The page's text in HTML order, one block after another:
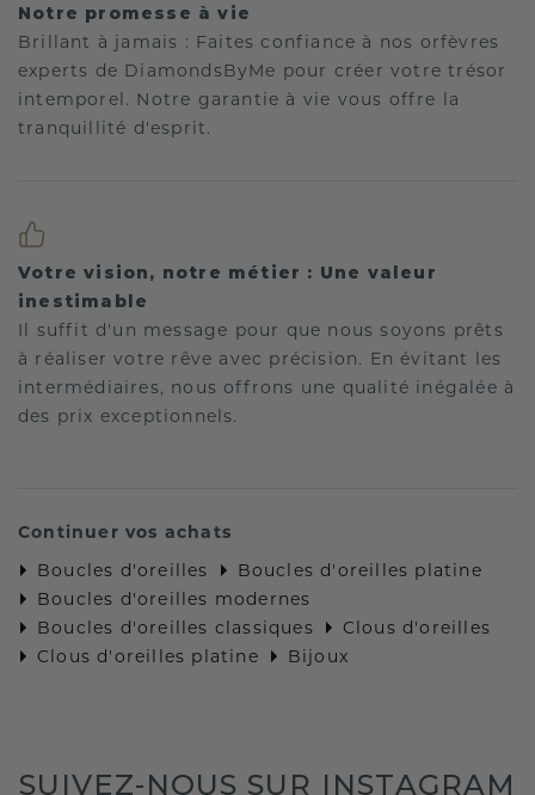
Notre promesse à vie
Brillant à jamais : Faites confiance à nos orfèvres
experts de DiamondsByMe pour créer votre trésor
intemporel. Notre garantie à vie vous offre la
tranquillité d'esprit.
Votre vision, notre métier : Une valeur
inestimable
Il suffit d'un message pour que nous soyons prêts
à réaliser votre rêve avec précision. En évitant les
intermédiaires, nous offrons une qualité inégalée à
des prix exceptionnels.
Continuer vos achats
Boucles d'oreilles
Boucles d'oreilles platine
Boucles d'oreilles modernes
Boucles d'oreilles classiques
Clous d'oreilles
Clous d'oreilles platine
Bijoux
SUIVEZ-NOUS SUR INSTAGRAM